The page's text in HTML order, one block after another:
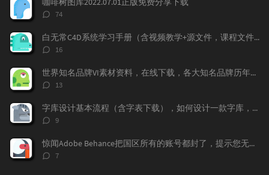
章
论
评
数：
74
白无常C4D系统学习手册（含视频教学+源文件，课程文件）免费下载学习
评
数：
16
世界知名品牌VI素材资料，在线下载，各大知名品牌历年的VI记录都存在这上面，
评
数：
13
字库设计基本流程（含字表下载），如何设计一款字库，字体标准流程，字表整理
评
数：
9
惊闻Adobe Behance把国区所有的账号都封了，提示您无权访问本产品，下面我来告诉大家如何做，找回你的作品！找回behance账号，恢复behance老账号数据。
评
7